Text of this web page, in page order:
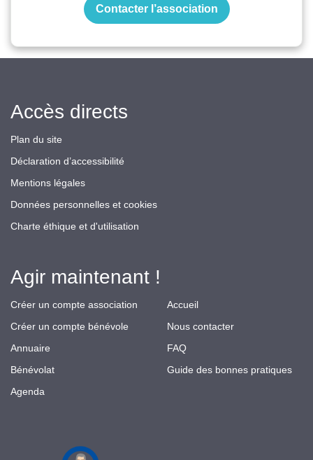
Contacter l’association
Accès directs
Plan du site
Déclaration d’accessibilité
Mentions légales
Données personnelles et cookies
Charte éthique et d'utilisation
Agir maintenant !
Créer un compte association
Créer un compte bénévole
Annuaire
Bénévolat
Agenda
Accueil
Nous contacter
FAQ
Guide des bonnes pratiques